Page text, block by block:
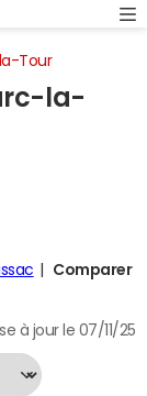
Tour
la-
Comparer
à jour le 07/11/25